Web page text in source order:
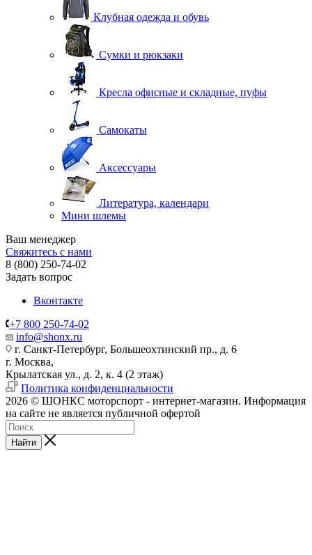
Клубная одежда и обувь
Сумки и рюкзаки
Кресла офисные и складные, пуфы
Самокаты
Аксессуары
Литература, календари
Мини шлемы
Ваш менеджер
Свяжитесь с нами
8 (800) 250-74-02
Задать вопрос
Вконтакте
+7 800 250-74-02
info@shonx.ru
г. Санкт-Петербург, Большеохтинский пр., д. 6
г. Москва,
Крылатская ул., д. 2, к. 4 (2 этаж)
Политика конфиденциальности
2026 © ШОНКС моторспорт - интернет-магазин. Информация
на сайте не является публичной офертой
Найти